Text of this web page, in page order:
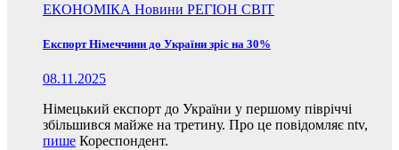
ЕКОНОМІКА Новини РЕГІОН СВІТ
Експорт Німеччини до України зріс на 30%
08.11.2025
Німецький експорт до України у першому півріччі
збільшився майже на третину. Про це повідомляє ntv,
пише Кореспондент.